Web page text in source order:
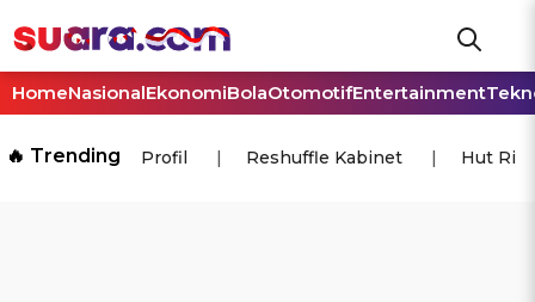
HomeNasionalEkonomiBolaOtomotifEntertainment
🔥 Trending Profil Reshuffle Kabinet Hut Ri